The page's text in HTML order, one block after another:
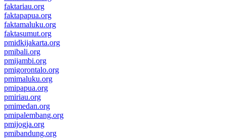
faktariau.org
faktapapua.org
faktamaluku.org
faktasumut.org
pmidkijakarta.org
pmibali.org
pmijambi.org
pmigorontalo.org
pmimaluku.org
pmipapua.org
pmiriau.org
pmimedan.org
pmipalembang.org
pmijogja.org
pmibandung.org